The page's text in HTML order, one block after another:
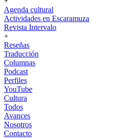
Agenda cultural
Actividades en Escaramuza
Revista Intervalo
+
Reseñas
Traducción
Columnas
Podcast
Perfiles
YouTube
Cultura
Todos
Avances
Nosotros
Contacto